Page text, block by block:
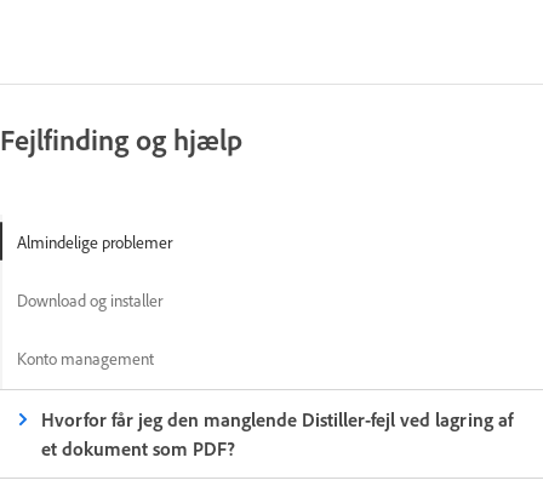
Fejlfinding og hjælp
Almindelige problemer
Download og installer
Konto management
Hvorfor får jeg den manglende Distiller-fejl ved lagring af
et dokument som PDF?